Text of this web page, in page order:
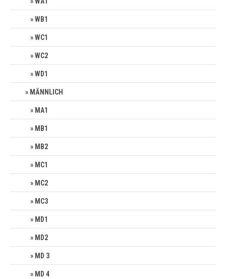
WB1
WC1
WC2
WD1
MÄNNLICH
MA1
MB1
MB2
MC1
MC2
MC3
MD1
MD2
MD 3
MD 4